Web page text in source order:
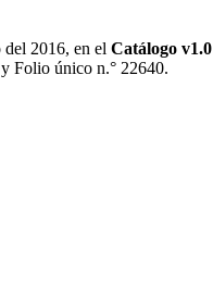
del 2016, en el Catálogo v1.0
Folio único n.° 22640.